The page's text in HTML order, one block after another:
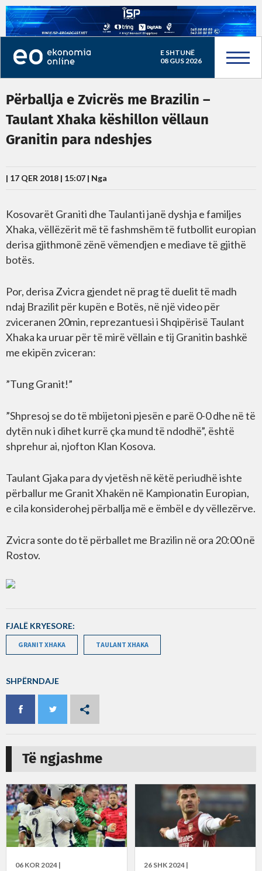
E SHTUNË
08 GUS 2026
Përballja e Zvicrës me Brazilin –
Taulant Xhaka këshillon vëllaun
Granitin para ndeshjes
| 17 QER 2018 | 15:07 | Nga
Kosovarët Graniti dhe Taulanti janë dyshja e familjes
Xhaka, vëllëzërit më të fashmshëm të futbollit europian
derisa gjithmonë zënë vëmendjen e mediave të gjithë
botës.
Por, derisa Zvicra gjendet në prag të duelit të madh
ndaj Brazilit për kupën e Botës, në një video për
zviceranen 20min, reprezantuesi i Shqipërisë Taulant
Xhaka ka uruar për të mirë vëllain e tij Granitin bashkë
me ekipën zviceran:
”Tung Granit!”
”Shpresoj se do të mbijetoni pjesën e parë 0-0 dhe në të
dytën nuk i dihet kurrë çka mund të ndodhë”, është
shprehur ai, njofton Klan Kosova.
Taulant Gjaka para dy vjetësh në këtë periudhë ishte
përballur me Granit Xhakën në Kampionatin Europian,
e cila konsiderohej përballja më e ëmbël e dy vëllezërve.
Zvicra sonte do të përballet me Brazilin në ora 20:00 në
Rostov.
FJALË KRYESORE:
GRANIT XHAKA TAULANT XHAKA
SHPËRNDAJE
Të ngjashme
06 KOR 2024 | 26 SHK 2024 |